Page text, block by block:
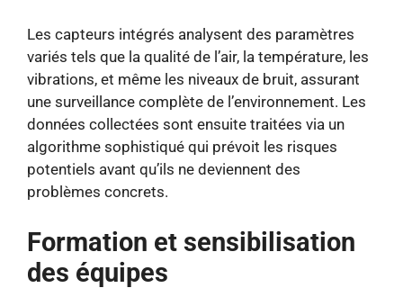
Les capteurs intégrés analysent des paramètres
variés tels que la qualité de l’air, la température, les
vibrations, et même les niveaux de bruit, assurant
une surveillance complète de l’environnement. Les
données collectées sont ensuite traitées via un
algorithme sophistiqué qui prévoit les risques
potentiels avant qu’ils ne deviennent des
problèmes concrets.
Formation et sensibilisation
des équipes